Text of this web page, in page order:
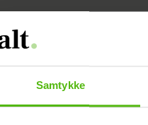
Samtykke